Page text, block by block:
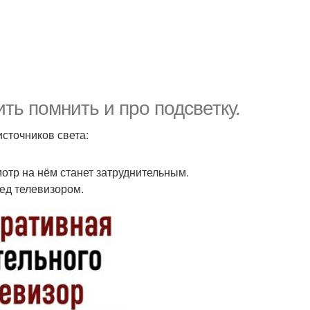
помнить и про подсветку.
света:
на нём станет затруднительным.
телевизором.